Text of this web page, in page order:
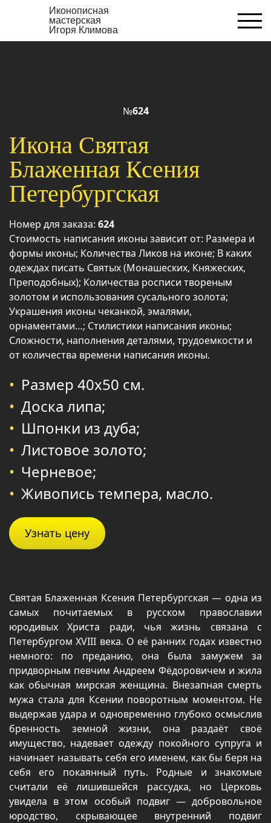
Иконописная
мастерская
Игоря Климова
Икона Святая
Блаженная Ксения
Петербургская
Номер для заказа: 624
Стоимость написания иконы зависит от: Размера и
формы иконы; Количества Ликов на иконе; В каких
одеждах писать Святых (Монашеских, Княжеских,
Преподобных); Количества росписи твореным
золотом и использования сусального золота;
Украшения иконы чеканкой, эмалями,
орнаментами…; Стилистики написания иконы;
Сложности, наполнения деталями, трудоемкости и
от количества времени написания иконы.
Размер 40х50 см.
Доска липа;
Шпонки из дуба;
Листовое золото;
Черневое;
Живопись темпера, масло.
Узнать цену
№624
Святая Блаженная Ксения Петербургская — одна из
самых почитаемых в русском православии
юродивых Христа ради, чья жизнь связана с
Петербургом XVIII века. О её ранних годах известно
немного: по преданию, она была замужем за
придворным певчим Андреем Фёдоровичем и жила
как обычная мирская женщина. Внезапная смерть
мужа стала для Ксении поворотным моментом. Не
выдержав удара и одновременно глубоко осмыслив
бренность земной жизни, она раздаёт своё
имущество, надевает одежду покойного супруга и
начинает называть себя его именем, как бы беря на
себя его покаянный путь. Родные и знакомые
считали её лишившейся рассудка, но Церковь
увидела в этом особый подвиг — добровольное
юродство, скрывающее внутренний подвиг